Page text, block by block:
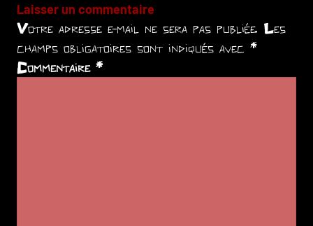
Laisser un commentaire
Votre adresse e-mail ne sera pas publiée. Les
champs obligatoires sont indiqués avec *
Commentaire *